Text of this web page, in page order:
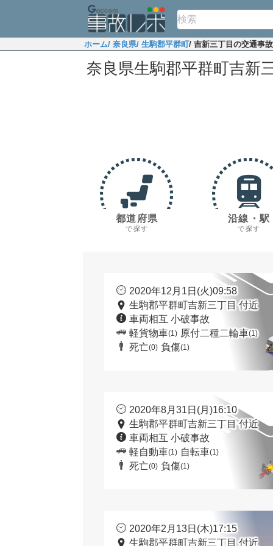
ホーム/ 奈良県/ 生駒郡平群町/ 吉新三丁目の交通事
奈良県生駒郡平群町吉新
都道府県
で探す
沿線・駅
で探す
2020年12月1日(火)09:58
生駒郡平群町吉新三丁目 付近
車両相互 小破事故
軽貨物車(1) 原付二種二輪車(1)
死亡(0) 負傷(1)
2020年8月31日(月)16:10
生駒郡平群町吉新三丁目 付近
車両相互 小破事故
軽自動車(1) 自転車(1)
死亡(0) 負傷(1)
2020年2月13日(木)17:15
生駒郡平群町吉新三丁目 付近